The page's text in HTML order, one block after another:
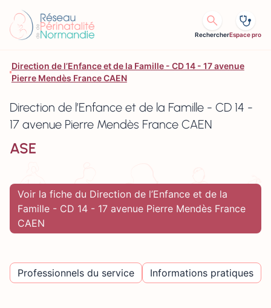
RechercherEspace pro
Direction de l’Enfance et de la Famille - CD 14 - 17 avenue
Pierre Mendès France CAEN
Direction de l’Enfance et de la Famille - CD 14 -
17 avenue Pierre Mendès France CAEN
ASE
Voir la fiche du Direction de l’Enfance et de la
Famille - CD 14 - 17 avenue Pierre Mendès France
CAEN
Professionnels du service Informations pratiques